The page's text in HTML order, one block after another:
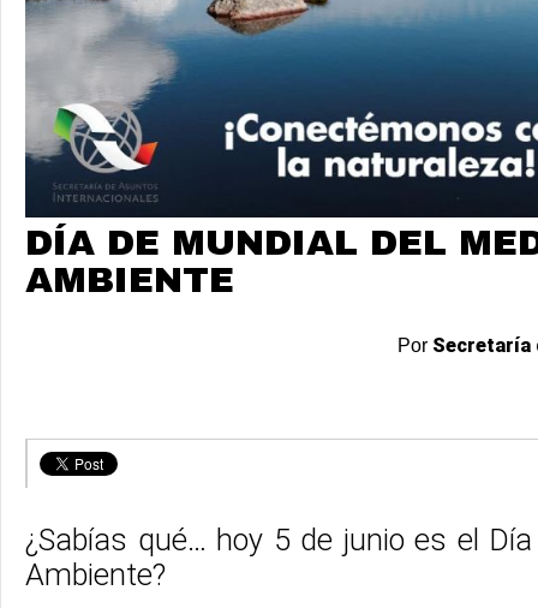
DÍA DE MUNDIAL DEL
AMBIENTE
Por Secretaría
¿Sabías qué… hoy 5 de junio es el
Ambiente?